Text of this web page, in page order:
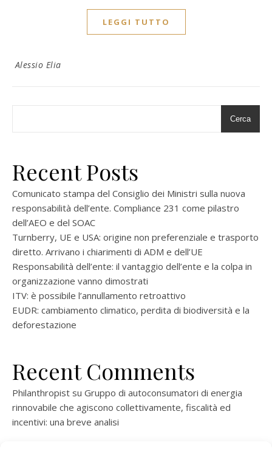
LEGGI TUTTO
Alessio Elia
Cerca
Recent Posts
Comunicato stampa del Consiglio dei Ministri sulla nuova
responsabilità dell’ente. Compliance 231 come pilastro
dell’AEO e del SOAC
Turnberry, UE e USA: origine non preferenziale e trasporto
diretto. Arrivano i chiarimenti di ADM e dell’UE
Responsabilità dell’ente: il vantaggio dell’ente e la colpa in
organizzazione vanno dimostrati
ITV: è possibile l’annullamento retroattivo
EUDR: cambiamento climatico, perdita di biodiversità e la
deforestazione
Recent Comments
Philanthropist su Gruppo di autoconsumatori di energia
rinnovabile che agiscono collettivamente, fiscalità ed
incentivi: una breve analisi